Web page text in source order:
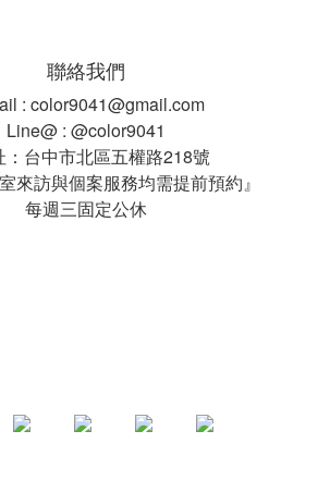
聯絡我們
: color9041@gmail.com
Line@ : @color9041
台中市北區五權路218號
來訪與個案服務均需提前預約』
每週三固定公休